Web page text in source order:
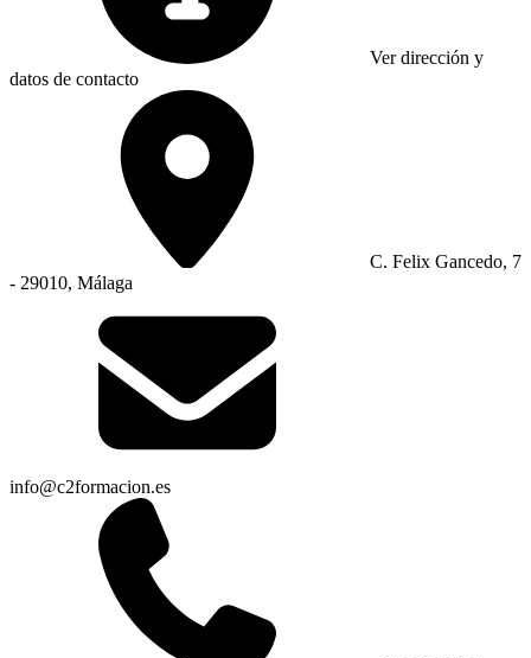
Ver dirección y
datos de contacto
C. Felix Gancedo, 7
- 29010, Málaga
info@c2formacion.es